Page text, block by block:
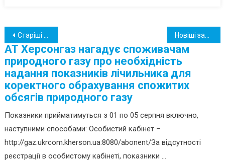
Навігація
за
записами
Старіші записи
АТ Херсонгаз нагадує споживачам
природного газу про необхідність
надання показників лічильника для
коректного обрахування спожитих
обсягів природного газу
Показники прийматимуться з 01 по 05 серпня включно,
наступними способами: Особистий кабінет –
http://gaz.ukrcom.kherson.ua:8080/abonent/За відсутності
реєстрації в особистому кабінеті, показники ...